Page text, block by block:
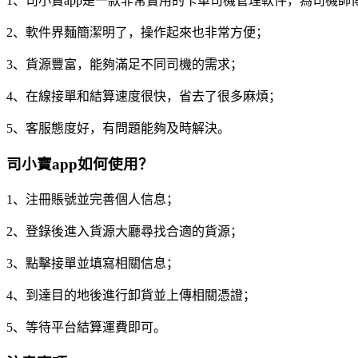
2、軟件界麵簡潔明了，操作起來也非常方便；
3、貨源豐富，能夠滿足不同司機的需求；
4、在線接單和結算速度很快，省去了很多麻煩；
5、客服態度好，有問題能夠及時解決。
司小寶app如何使用？
1、注冊賬號並完善個人信息；
2、登錄後進入貨源大廳尋找合適的貨源；
3、點擊接單並填寫相關信息；
4、到達目的地後進行卸貨並上傳相關憑證；
5、等待平台結算運費即可。